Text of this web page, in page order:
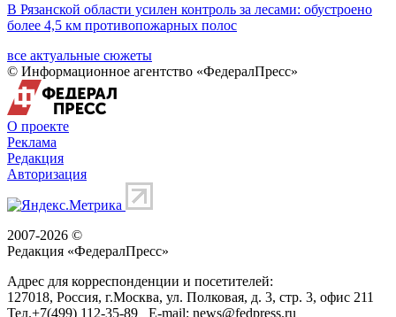
В Рязанской области усилен контроль за лесами: обустроено
более 4,5 км противопожарных полос
все актуальные сюжеты
© Информационное агентство «ФедералПресс»
О проекте
Реклама
Редакция
Авторизация
2007-2026 ©
Редакция «ФедералПресс»
Адрес для корреспонденции и посетителей:
127018, Россия, г.Москва, ул. Полковая, д. 3, стр. 3, офис 211
Тел.+7(499) 112-35-89 E-mail: news@fedpress.ru